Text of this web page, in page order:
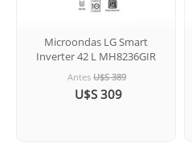
Microondas LG Smart
Inverter 42 L MH8236GIR
Antes U$S 389
U$S 309